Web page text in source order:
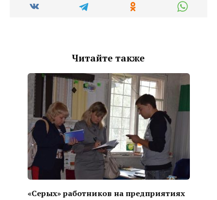
Читайте также
«Серых» работников на предприятиях